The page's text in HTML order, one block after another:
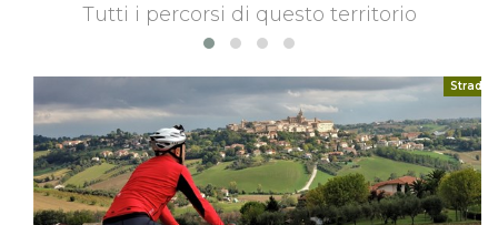
Tutti i percorsi di questo territorio
Strada